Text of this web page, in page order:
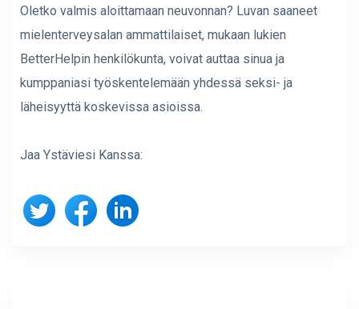
Oletko valmis aloittamaan neuvonnan? Luvan saaneet
mielenterveysalan ammattilaiset, mukaan lukien
BetterHelpin henkilökunta, voivat auttaa sinua ja
kumppaniasi työskentelemään yhdessä seksi- ja
läheisyyttä koskevissa asioissa.
Jaa Ystäviesi Kanssa: